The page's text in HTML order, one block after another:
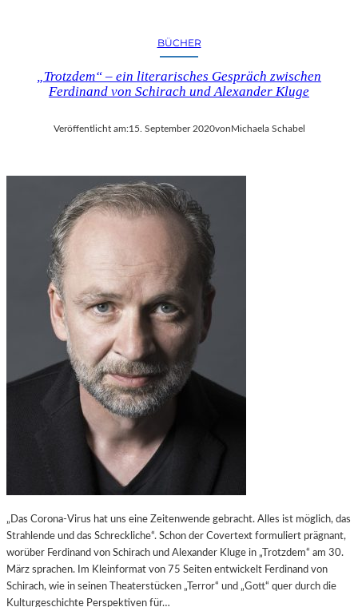
BÜCHER
„Trotzdem“ – ein literarisches Gespräch zwischen
Ferdinand von Schirach und Alexander Kluge
Veröffentlicht am:15. September 2020von Michaela Schabel
„Das Corona-Virus hat uns eine Zeitenwende gebracht. Alles ist möglich, das
Strahlende und das Schreckliche“. Schon der Covertext formuliert prägnant,
worüber Ferdinand von Schirach und Alexander Kluge in „Trotzdem“ am 30.
März sprachen. Im Kleinformat von 75 Seiten entwickelt Ferdinand von
Schirach, wie in seinen Theaterstücken „Terror“ und „Gott“ quer durch die
Kulturgeschichte Perspektiven für…